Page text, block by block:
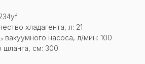
хладагента, л: 21
вакуумного насоса, л/мин: 100
шланга, см: 300